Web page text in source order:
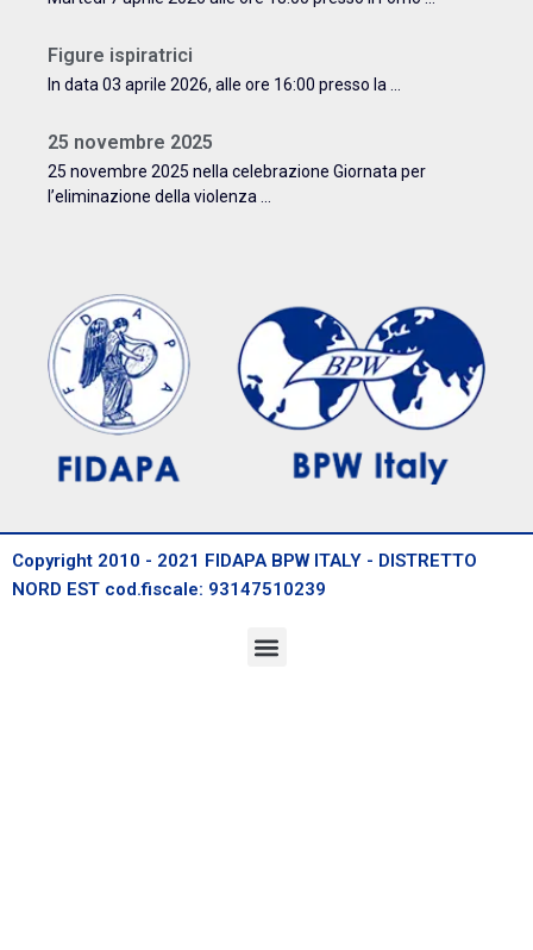
Figure ispiratrici
In data 03 aprile 2026, alle ore 16:00 presso la ...
25 novembre 2025
25 novembre 2025 nella celebrazione Giornata per
l’eliminazione della violenza ...
Copyright 2010 - 2021 FIDAPA BPW ITALY - DISTRETTO
NORD EST cod.fiscale: 93147510239